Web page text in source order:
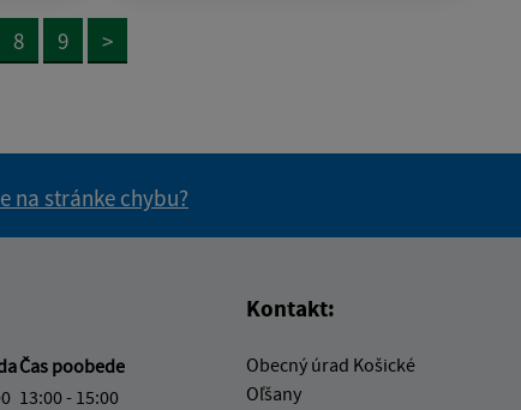
8 9 >
na stránke chybu?
Čas poobede
13:00 - 15:00
Kontakt:
Obecný úrad Košické
Oľšany